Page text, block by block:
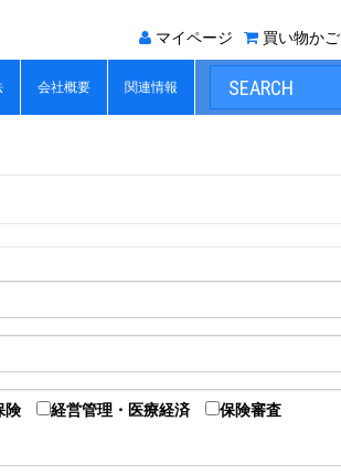
マイページ 買い物かご
会社概要 関連情報
険 経営管理・医療経済
保険審査